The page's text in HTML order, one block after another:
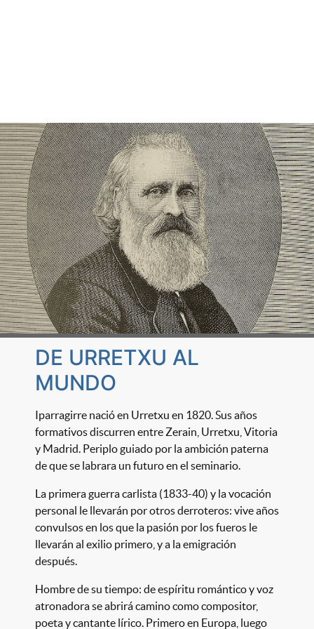
DE URRETXU AL
MUNDO
Iparragirre nació en Urretxu en 1820. Sus años
formativos discurren entre Zerain, Urretxu, Vitoria
y Madrid. Periplo guiado por la ambición paterna
de que se labrara un futuro en el seminario.
La primera guerra carlista (1833-40) y la vocación
personal le llevarán por otros derroteros: vive años
convulsos en los que la pasión por los fueros le
llevarán al exilio primero, y a la emigración
después.
Hombre de su tiempo: de espíritu romántico y voz
atronadora se abrirá camino como compositor,
poeta y cantante lírico. Primero en Europa, luego